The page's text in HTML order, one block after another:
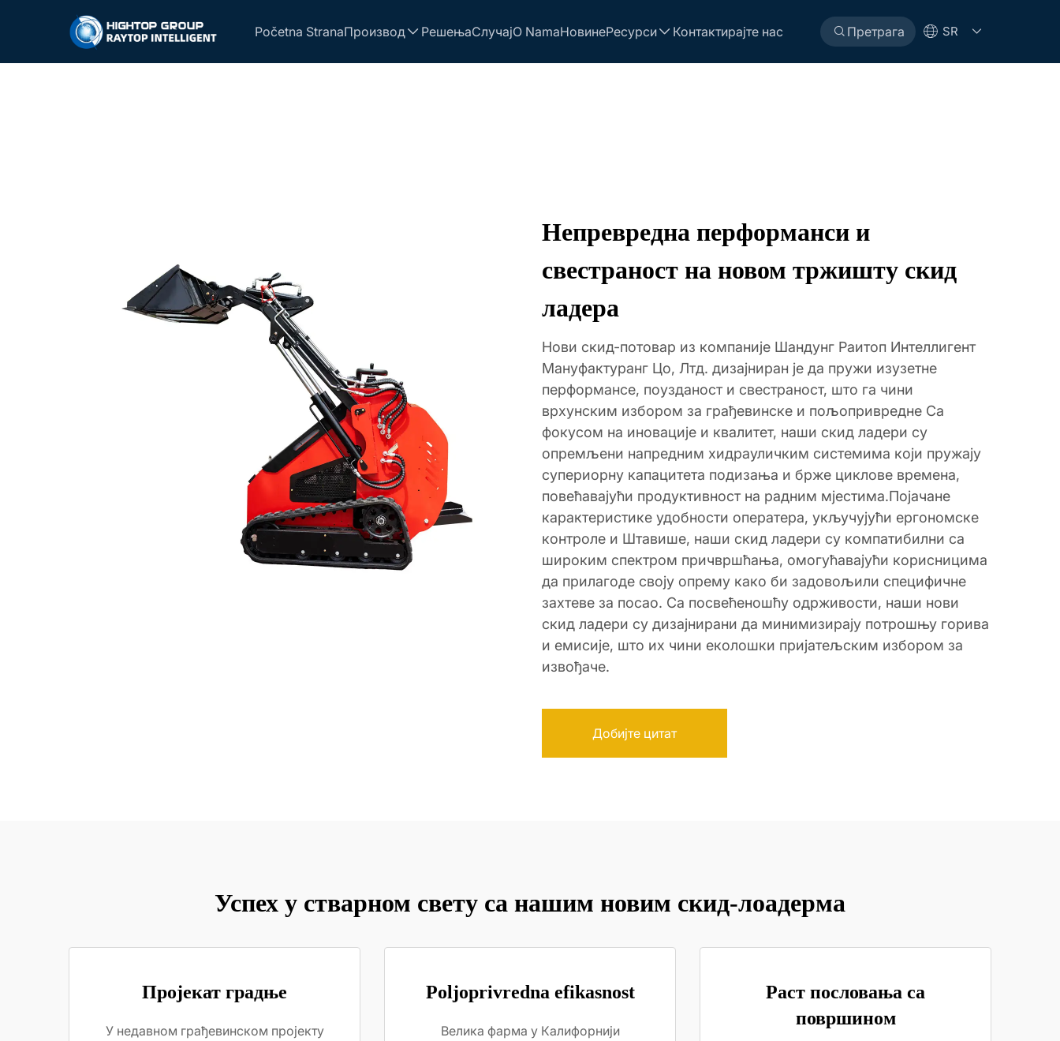
Početna StranaПроизвод РешењаСлучајO NamaНовинеРесурси Контактирајте нас Претрага SR
Непревредна перформанси и
свестраност на новом тржишту скид
ладера
Нови скид-потовар из компаније Шандунг Раитоп Интеллигент
Мануфактуранг Цо, Лтд. дизајниран је да пружи изузетне
перформансе, поузданост и свестраност, што га чини
врхунским избором за грађевинске и пољопривредне Са
фокусом на иновације и квалитет, наши скид ладери су
опремљени напредним хидрауличким системима који пружају
супериорну капацитета подизања и брже циклове времена,
повећавајући продуктивност на радним мјестима.Појачане
карактеристике удобности оператера, укључујући ергономске
контроле и Штавише, наши скид ладери су компатибилни са
широким спектром причвршћања, омогућавајући корисницима
да прилагоде своју опрему како би задовољили специфичне
захтеве за посао. Са посвећеношћу одрживости, наши нови
скид ладери су дизајнирани да минимизирају потрошњу горива
и емисије, што их чини еколошки пријатељским избором за
извођаче.
Добијте цитат
Успех у стварном свету са нашим новим скид-лоадерма
Пројекат градње
У недавном грађевинском пројекту
Poljoprivredna efikasnost
Велика фарма у Калифорнији
Раст пословања са
површином